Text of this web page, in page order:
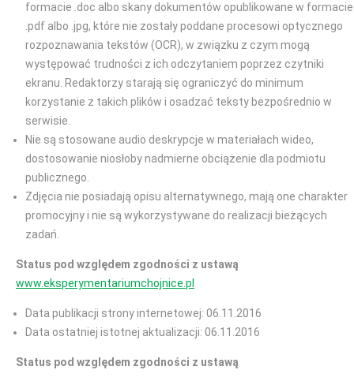
formacie .doc albo skany dokumentów opublikowane w formacie
.pdf albo .jpg, które nie zostały poddane procesowi optycznego
rozpoznawania tekstów (OCR), w związku z czym mogą
występować trudności z ich odczytaniem poprzez czytniki
ekranu. Redaktorzy starają się ograniczyć do minimum
korzystanie z takich plików i osadzać teksty bezpośrednio w
serwisie.
Nie są stosowane audio deskrypcje w materiałach wideo,
dostosowanie niosłoby nadmierne obciążenie dla podmiotu
publicznego.
Zdjęcia nie posiadają opisu alternatywnego, mają one charakter
promocyjny i nie są wykorzystywane do realizacji bieżących
zadań.
Status pod względem zgodności z ustawą
www.eksperymentariumchojnice.pl
Data publikacji strony internetowej: 06.11.2016
Data ostatniej istotnej aktualizacji: 06.11.2016
Status pod względem zgodności z ustawą